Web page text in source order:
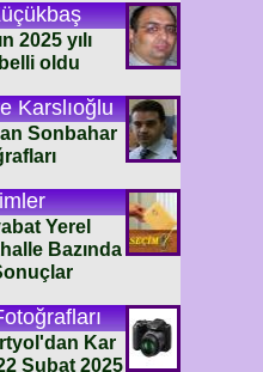
2025 yılı
oldu
Karslıoğlu
Sonbahar
Yerel
Bazında
Kar
Şubat 2025